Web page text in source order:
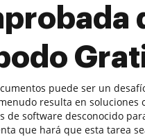
puede ser un
resulta en soluciones
de software desconocido
que hará que esta tarea